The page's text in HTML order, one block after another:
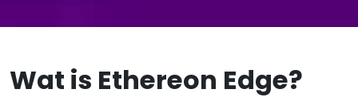
Wat is Ethereon Edge?